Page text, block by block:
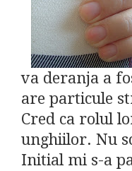
va deranja a
are particule
Cred ca rolul
unghiilor. Nu
Initial mi s-a